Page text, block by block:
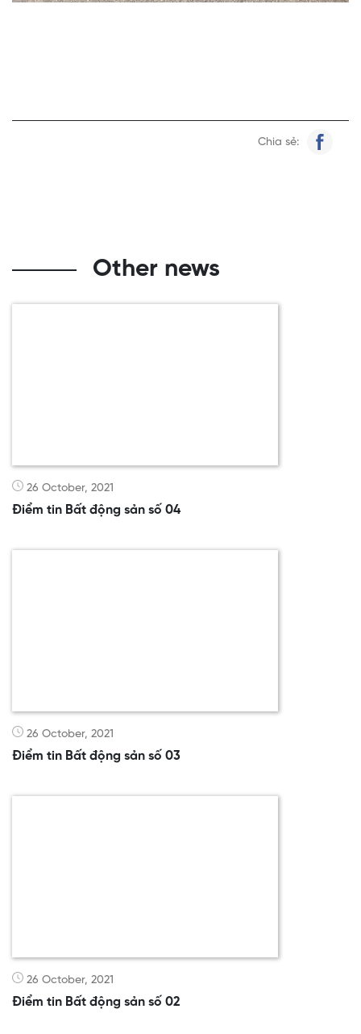
Chia sẻ:
Other news
26 October, 2021
Điểm tin Bất động sản số 04
26 October, 2021
Điểm tin Bất động sản số 03
26 October, 2021
Điểm tin Bất động sản số 02